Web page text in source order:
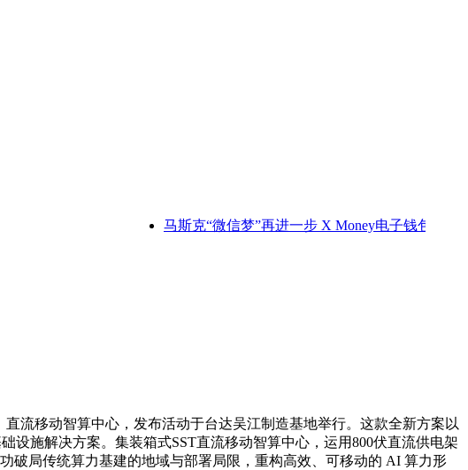
马斯克“微信梦”再进一步 X Money电子钱包业务带来
流移动智算中心，发布活动于台达吴江制造基地举行。这款全新方案以
设施解决方案。集装箱式SST直流移动智算中心，运用800伏直流供电架
破局传统算力基建的地域与部署局限，重构高效、可移动的 AI 算力形